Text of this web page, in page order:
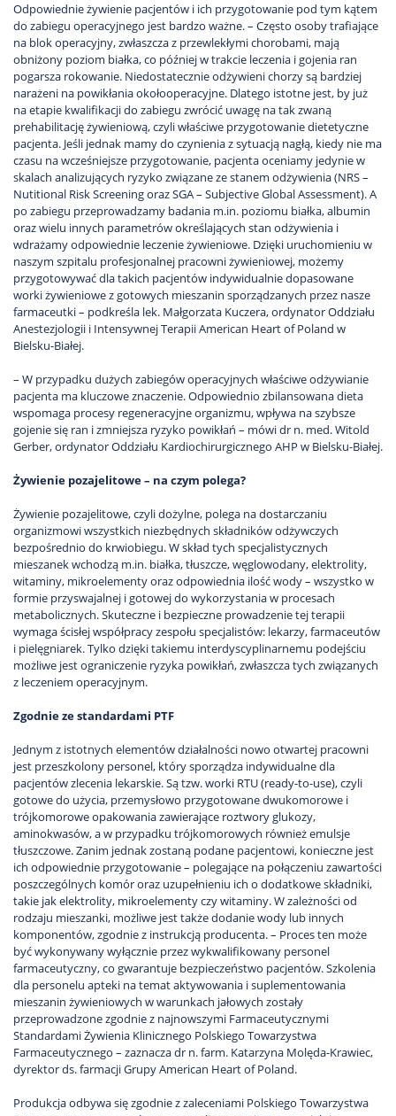
Odpowiednie żywienie pacjentów i ich przygotowanie pod tym kątem
do zabiegu operacyjnego jest bardzo ważne. – Często osoby trafiające
na blok operacyjny, zwłaszcza z przewlekłymi chorobami, mają
obniżony poziom białka, co później w trakcie leczenia i gojenia ran
pogarsza rokowanie. Niedostatecznie odżywieni chorzy są bardziej
narażeni na powikłania okołooperacyjne. Dlatego istotne jest, by już
na etapie kwalifikacji do zabiegu zwrócić uwagę na tak zwaną
prehabilitację żywieniową, czyli właściwe przygotowanie dietetyczne
pacjenta. Jeśli jednak mamy do czynienia z sytuacją nagłą, kiedy nie ma
czasu na wcześniejsze przygotowanie, pacjenta oceniamy jedynie w
skalach analizujących ryzyko związane ze stanem odżywienia (NRS –
Nutitional Risk Screening oraz SGA – Subjective Global Assessment). A
po zabiegu przeprowadzamy badania m.in. poziomu białka, albumin
oraz wielu innych parametrów określających stan odżywienia i
wdrażamy odpowiednie leczenie żywieniowe. Dzięki uruchomieniu w
naszym szpitalu profesjonalnej pracowni żywieniowej, możemy
przygotowywać dla takich pacjentów indywidualnie dopasowane
worki żywieniowe z gotowych mieszanin sporządzanych przez nasze
farmaceutki – podkreśla lek. Małgorzata Kuczera, ordynator Oddziału
Anestezjologii i Intensywnej Terapii American Heart of Poland w
Bielsku-Białej.
– W przypadku dużych zabiegów operacyjnych właściwe odżywianie
pacjenta ma kluczowe znaczenie. Odpowiednio zbilansowana dieta
wspomaga procesy regeneracyjne organizmu, wpływa na szybsze
gojenie się ran i zmniejsza ryzyko powikłań – mówi dr n. med. Witold
Gerber, ordynator Oddziału Kardiochirurgicznego AHP w Bielsku-Białej.
Żywienie pozajelitowe – na czym polega?
Żywienie pozajelitowe, czyli dożylne, polega na dostarczaniu
organizmowi wszystkich niezbędnych składników odżywczych
bezpośrednio do krwiobiegu. W skład tych specjalistycznych
mieszanek wchodzą m.in. białka, tłuszcze, węglowodany, elektrolity,
witaminy, mikroelementy oraz odpowiednia ilość wody – wszystko w
formie przyswajalnej i gotowej do wykorzystania w procesach
metabolicznych. Skuteczne i bezpieczne prowadzenie tej terapii
wymaga ścisłej współpracy zespołu specjalistów: lekarzy, farmaceutów
i pielęgniarek. Tylko dzięki takiemu interdyscyplinarnemu podejściu
możliwe jest ograniczenie ryzyka powikłań, zwłaszcza tych związanych
z leczeniem operacyjnym.
Zgodnie ze standardami PTF
Jednym z istotnych elementów działalności nowo otwartej pracowni
jest przeszkolony personel, który sporządza indywidualne dla
pacjentów zlecenia lekarskie. Są tzw. worki RTU (ready-to-use), czyli
gotowe do użycia, przemysłowo przygotowane dwukomorowe i
trójkomorowe opakowania zawierające roztwory glukozy,
aminokwasów, a w przypadku trójkomorowych również emulsje
tłuszczowe. Zanim jednak zostaną podane pacjentowi, konieczne jest
ich odpowiednie przygotowanie – polegające na połączeniu zawartości
poszczególnych komór oraz uzupełnieniu ich o dodatkowe składniki,
takie jak elektrolity, mikroelementy czy witaminy. W zależności od
rodzaju mieszanki, możliwe jest także dodanie wody lub innych
komponentów, zgodnie z instrukcją producenta. – Proces ten może
być wykonywany wyłącznie przez wykwalifikowany personel
farmaceutyczny, co gwarantuje bezpieczeństwo pacjentów. Szkolenia
dla personelu apteki na temat aktywowania i suplementowania
mieszanin żywieniowych w warunkach jałowych zostały
przeprowadzone zgodnie z najnowszymi Farmaceutycznymi
Standardami Żywienia Klinicznego Polskiego Towarzystwa
Farmaceutycznego – zaznacza dr n. farm. Katarzyna Molęda-Krawiec,
dyrektor ds. farmacji Grupy American Heart of Poland.
Produkcja odbywa się zgodnie z zaleceniami Polskiego Towarzystwa